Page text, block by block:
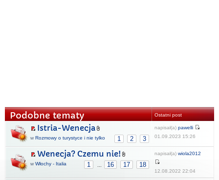
Podobne tematy Ostatni post
Istria-Wenecja
1 2 3
w Rozmowy o turystyce i nie tylko
napisał(a) pawelli
01.09.2023 15:26
Wenecja? Czemu nie!
1 16 17 18
w Włochy - Italia
napisał(a) wiola2012
12.08.2022 22:04